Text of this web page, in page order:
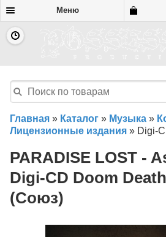
Меню
Главная » Каталог » Музыка »
Лицензионные издания » Digi-
PARADISE LOST -
Digi-CD Doom
(Союз)